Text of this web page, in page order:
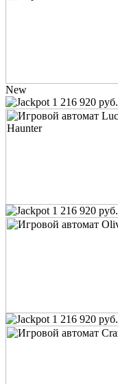
New
1 216 920 руб.
1 216 920 руб.
1 216 920 руб.